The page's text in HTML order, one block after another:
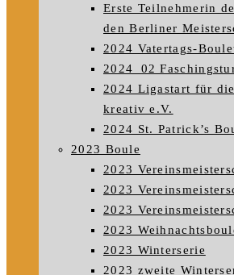
Erste Teilnehmerin
den Berliner
2024 Vatertags-
2024_02
2024 Ligastart für
kreativ e.V.
2024 St. Patrick’s
2023 Boule
2023
2023
2023
2023
2023 Winterserie
2023 zweite